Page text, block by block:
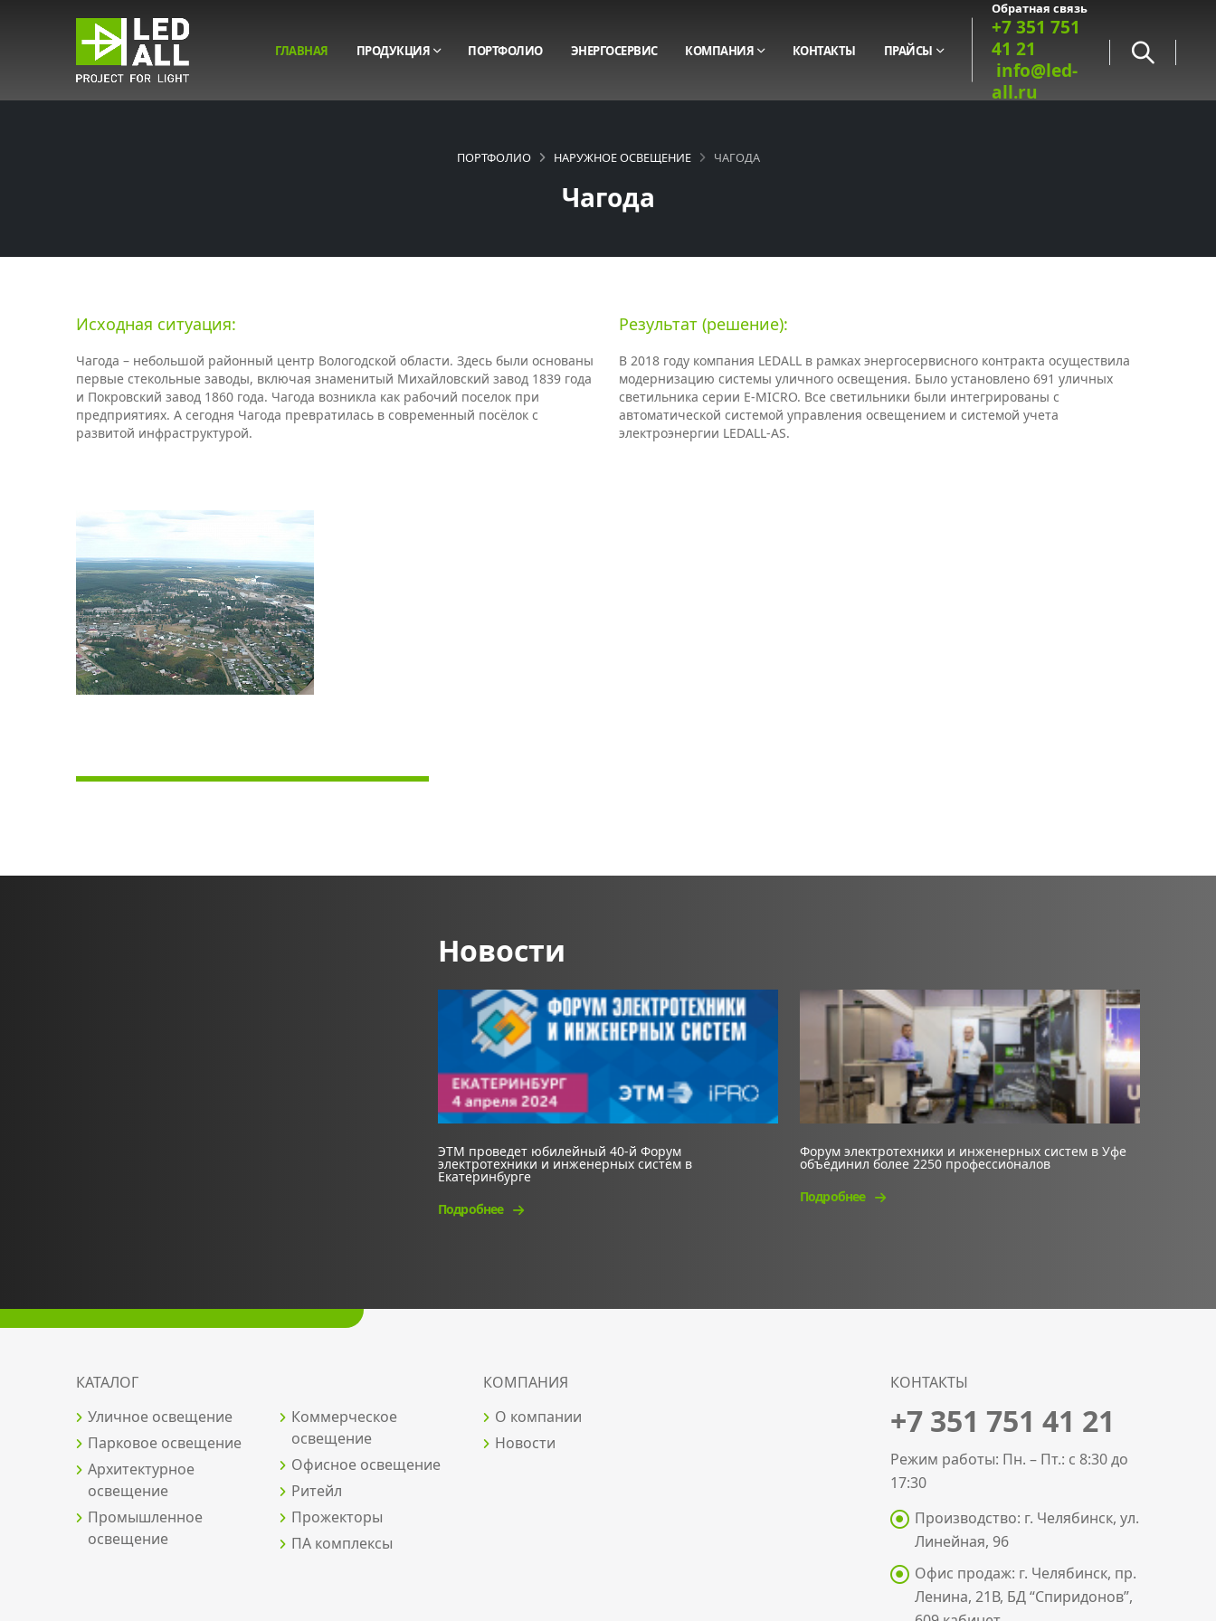
ГЛАВНАЯ ПРОДУКЦИЯ ПОРТФОЛИО ЭНЕРГОСЕРВИС КОМПАНИЯ КОНТАКТЫ ПРАЙСЫ
Обратная связь
+7 351 751
41 21
info@led-
all.ru
Чагода
ПОРТФОЛИО НАРУЖНОЕ ОСВЕЩЕНИЕ ЧАГОДА
Исходная ситуация:
Чагода – небольшой районный центр Вологодской области. Здесь были основаны
первые стекольные заводы, включая знаменитый Михайловский завод 1839 года
и Покровский завод 1860 года. Чагода возникла как рабочий поселок при
предприятиях. А сегодня Чагода превратилась в современный посёлок с
развитой инфраструктурой.
Результат (решение):
В 2018 году компания LEDALL в рамках энергосервисного контракта осуществила
модернизацию системы уличного освещения. Было установлено 691 уличных
светильника серии E-MICRO. Все светильники были интегрированы с
автоматической системой управления освещением и системой учета
электроэнергии LEDALL-AS.
Новости
ЭТМ проведет юбилейный 40-й Форум
электротехники и инженерных систем в
Екатеринбурге
Подробнее
Форум электротехники и инженерных систем в Уфе
объединил более 2250 профессионалов
Подробнее
КАТАЛОГ
Уличное освещение
Парковое освещение
Архитектурное
освещение
Промышленное
освещение
Коммерческое
освещение
Офисное освещение
Ритейл
Прожекторы
ПА комплексы
КОМПАНИЯ
О компании
Новости
КОНТАКТЫ
+7 351 751 41 21
Режим работы: Пн. – Пт.: с 8:30 до
17:30
Производство: г. Челябинск, ул.
Линейная, 96
Офис продаж: г. Челябинск, пр.
Ленина, 21В, БД “Спиридонов”,